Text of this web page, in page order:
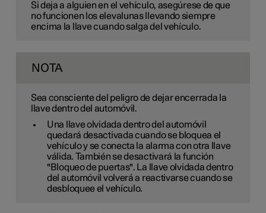
Si deja a alguien en el vehículo, asegúrese de que
no funcionen los elevalunas llevando siempre
encima la llave cuando salga del vehículo.
NOTA
Sea consciente del peligro de dejar encerrada la
llave dentro del automóvil.
Una llave olvidada dentro del automóvil
quedará desactivada cuando se bloquea el
vehículo y se conecta la alarma con otra llave
válida. También se desactivará la función
"Bloqueo de puertas". La llave olvidada dentro
del automóvil volverá a reactivarse cuando se
desbloquee el vehículo.